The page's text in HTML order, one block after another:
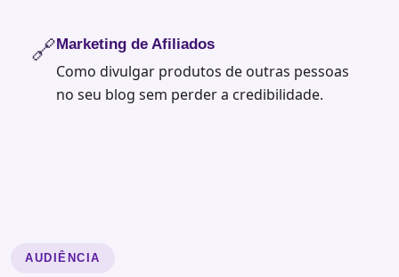
🔗 Marketing de Afiliados
Como divulgar produtos de outras pessoas
no seu blog sem perder a credibilidade.
AUDIÊNCIA